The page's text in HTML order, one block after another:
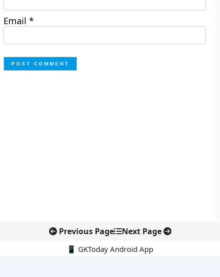
Email*
Previous Page Next Page
📱 GKToday Android App